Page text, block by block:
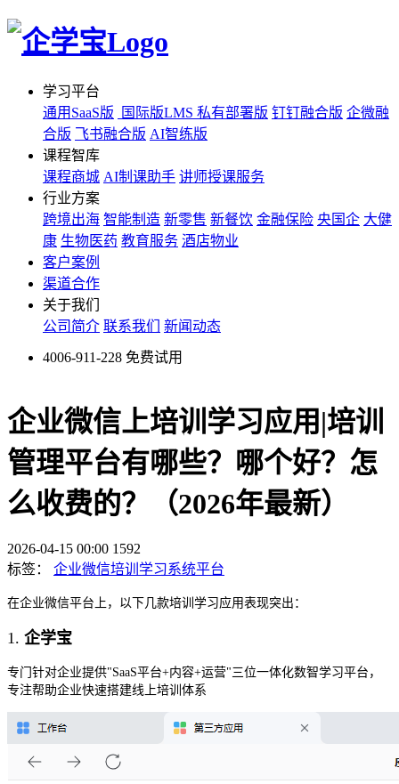
学习平台
通用SaaS版
国际版LMS 私有部署版 钉钉融合版 企微融
合版 飞书融合版 AI智练版
课程智库
课程商城 AI制课助手 讲师授课服务
行业方案
跨境出海 智能制造 新零售 新餐饮 金融保险 央国企 大健
康 生物医药 教育服务 酒店物业
客户案例
渠道合作
关于我们
公司简介 联系我们 新闻动态
4006-911-228 免费试用
企业微信上培训学习应用|培训
管理平台有哪些？哪个好？怎
么收费的？（2026年最新）
2026-04-15 00:00 1592
标签：
企业微信培训学习系统平台
在企业微信平台上，以下几款培训学习应用表现突出：
1. 企学宝
专门针对企业提供"SaaS平台+内容+运营"三位一体化数智学习平台，
专注帮助企业快速搭建线上培训体系